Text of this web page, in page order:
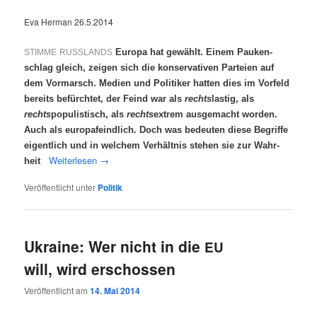
Eva Her­man 26.5.2014
STIMME RUSSLANDS Euro­pa hat gewählt. Einem Pau­ken­
schlag gleich, zei­gen sich die kon­ser­va­ti­ven Par­tei­en auf
dem Vor­marsch. Medi­en und Poli­ti­ker hat­ten dies im Vor­feld
bereits befürch­tet, der Feind war alsrechts las­tig, als
rechtspopu­lis­tisch, alsrechtsextrem aus­ge­macht wor­den.
Auch als euro­pa­feind­lich. Doch was bedeu­ten die­se Begrif­fe
eigent­lich und in wel­chem Ver­hält­nis ste­hen sie zur Wahr­
heitWei­ter­le­sen →
Veröffentlicht unter Politik
Ukraine: Wer nicht in die EU
will, wird erschossen
Veröffentlicht am14. Mai 2014